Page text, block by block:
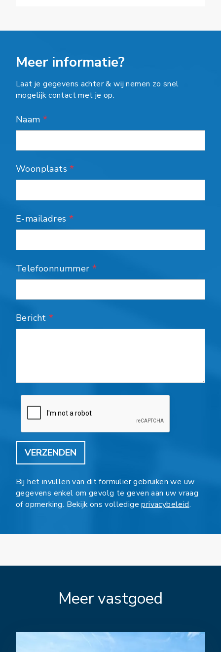
Meer informatie?
Laat je gegevens achter & wij nemen zo snel
mogelijk contact met je op.
Naam *
Woonplaats*
E-mailadres *
Telefoonnummer *
Bericht*
VERZENDEN
Bij het invullen van dit formulier gebruiken we uw
gegevens enkel om gevolg te geven aan uw vraag
of opmerking. Bekijk ons volledigeprivacybeleid.
Meer vastgoed